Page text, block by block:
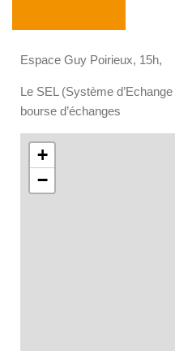
Espace Guy Poirieux, 15h,
Le SEL (Système
bourse d’échanges
+
−